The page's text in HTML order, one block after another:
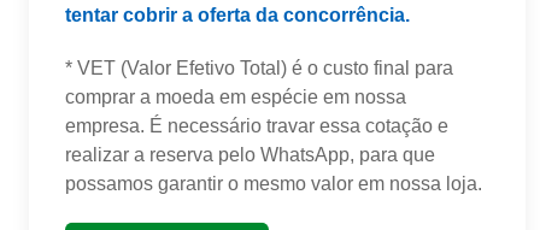
tentar cobrir a oferta da concorrência.
* VET (Valor Efetivo Total) é o custo final para
comprar a moeda em espécie em nossa
empresa. É necessário travar essa cotação e
realizar a reserva pelo WhatsApp, para que
possamos garantir o mesmo valor em nossa loja.